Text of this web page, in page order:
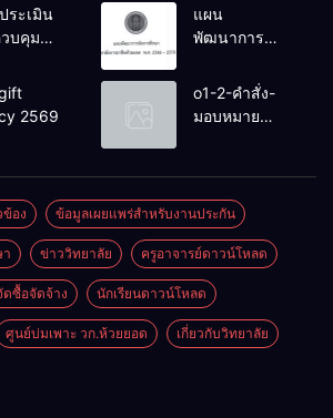
ระเมิน
บคุม
ศึกษา
.2568
แผน
พัฒนาการ
ศึกษาวิทยาลัย
2569
o1-2-คำสั่ง-
มอบหมาย
ข้อง ข้อมูลเผยแพร่สำหรับงานประกัน
ข่าววิทยาลัย ครูอาจารย์ดาวน์โหลด
ดซื้อจัดจ้าง นักเรียนดาวน์โหลด
ศูนย์บ่มเพาะ วก.ห้วยยอด เกี่ยวกับวิทยาลัย